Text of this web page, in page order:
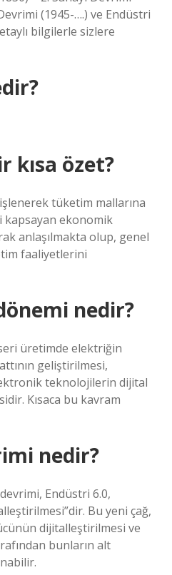
(1945-….) ve Endüstri
bilgilerle sizlere
kısa özet?
tüketim mallarına
ekonomik
anlaşılmakta olup, genel
faaliyetlerini
nedir?
üretimde elektriğin
geliştirilmesi,
teknolojilerin dijital
Kısaca bu kavram
nedir?
Endüstri 6.0,
Bu yeni çağ,
dijitalleştirilmesi ve
bunların alt